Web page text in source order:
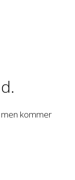
men kommer